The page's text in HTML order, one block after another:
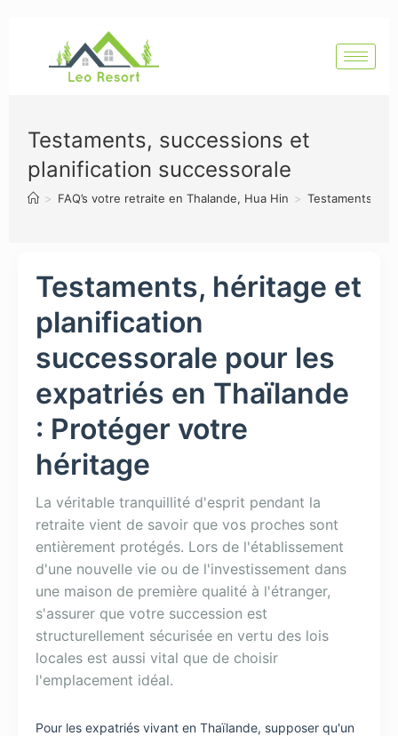
Testaments, successions et
planification successorale
> FAQ’s votre retraite en Thalande, Hua Hin > Testaments,
Testaments, héritage et
planification
successorale pour les
expatriés en Thaïlande
: Protéger votre
héritage
La véritable tranquillité d'esprit pendant la
retraite vient de savoir que vos proches sont
entièrement protégés. Lors de l'établissement
d'une nouvelle vie ou de l'investissement dans
une maison de première qualité à l'étranger,
s'assurer que votre succession est
structurellement sécurisée en vertu des lois
locales est aussi vital que de choisir
l'emplacement idéal.
Pour les expatriés vivant en Thaïlande, supposer qu'un